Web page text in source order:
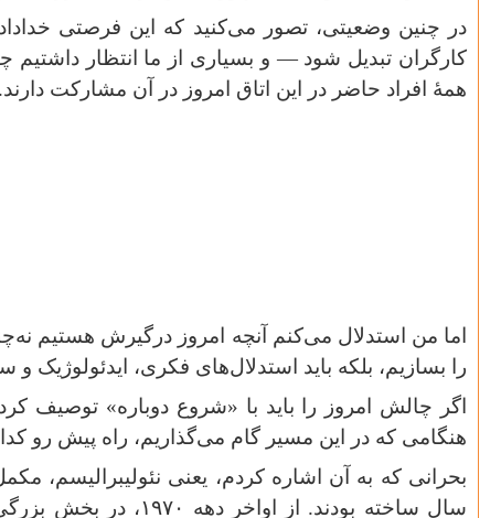
در چنین وضعیتی، تصور می‌کنید که این فرصتی
کارگران تبدیل شود — و بسیاری از ما انتظار
همهٔ افراد حاضر در این اتاق امروز در آن مشارکت دارند.
اما من استدلال می‌کنم آنچه امروز درگیرش هستیم
را بسازیم، بلکه باید استدلال‌های فکری،
اگر چالش امروز را باید با «شروع دوباره»
هنگامی که در این مسیر گام می‌گذاریم، راه پیش رو
بحرانی که به آن اشاره کردم، یعنی
سال ساخته بودند. از اواخر دهه ۱۹۷۰، در بخش